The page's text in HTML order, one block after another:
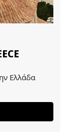
Ελλάδα